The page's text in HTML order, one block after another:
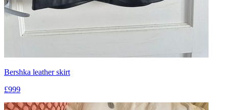
Bershka leather skirt
£999